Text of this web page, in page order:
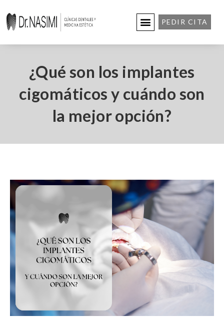
PEDIR CITA
¿Qué son los implantes
cigomáticos y cuándo son
la mejor opción?